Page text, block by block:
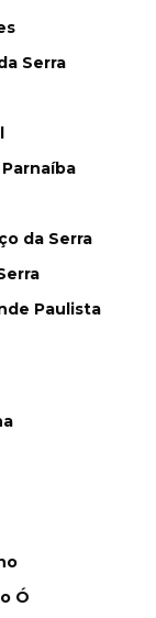
Serra
Parnaíba
da Serra
Paulista
Ó